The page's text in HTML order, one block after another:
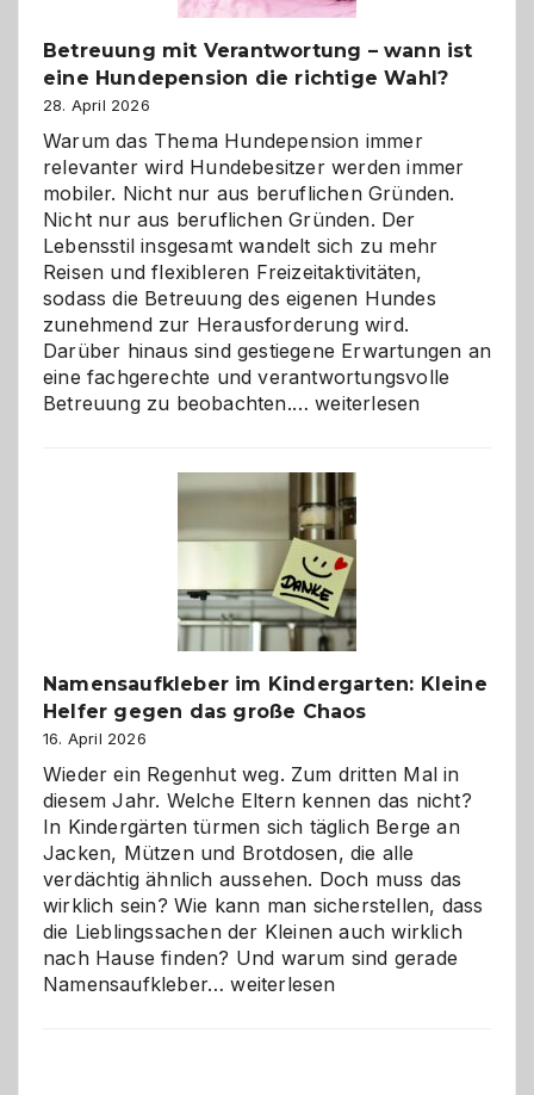
Betreuung mit Verantwortung – wann ist
eine Hundepension die richtige Wahl?
28. April 2026
Warum das Thema Hundepension immer
relevanter wird Hundebesitzer werden immer
mobiler. Nicht nur aus beruflichen Gründen.
Nicht nur aus beruflichen Gründen. Der
Lebensstil insgesamt wandelt sich zu mehr
Reisen und flexibleren Freizeitaktivitäten,
sodass die Betreuung des eigenen Hundes
zunehmend zur Herausforderung wird.
Darüber hinaus sind gestiegene Erwartungen an
eine fachgerechte und verantwortungsvolle
Betreuung zu beobachten.…Betreuung
wann
ist
eine
Hundepension
die
richtige
weiterlesen
Namensaufkleber im Kindergarten: Kleine
Helfer gegen das große Chaos
16. April 2026
Wieder ein Regenhut weg. Zum dritten Mal in
diesem Jahr. Welche Eltern kennen das nicht?
In Kindergärten türmen sich täglich Berge an
Jacken, Mützen und Brotdosen, die alle
verdächtig ähnlich aussehen. Doch muss das
wirklich sein? Wie kann man sicherstellen, dass
die Lieblingssachen der Kleinen auch wirklich
nach Hause finden? Und warum sind gerade
Namensaufkleber…Namensaufkleber
weiterlesen